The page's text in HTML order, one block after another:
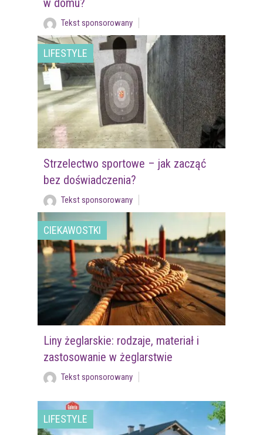
w domu?
Tekst sponsorowany
LIFESTYLE
Strzelectwo sportowe – jak zacząć
bez doświadczenia?
Tekst sponsorowany
CIEKAWOSTKI
Liny żeglarskie: rodzaje, materiał i
zastosowanie w żeglarstwie
Tekst sponsorowany
LIFESTYLE